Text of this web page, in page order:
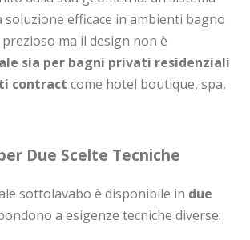
soluzione efficace in ambienti bagno
ma il design non è
sia per bagni privati residenziali
contract come hotel boutique, spa,
Due Scelte Tecniche
sottolavabo è disponibile in due
a esigenze tecniche diverse: